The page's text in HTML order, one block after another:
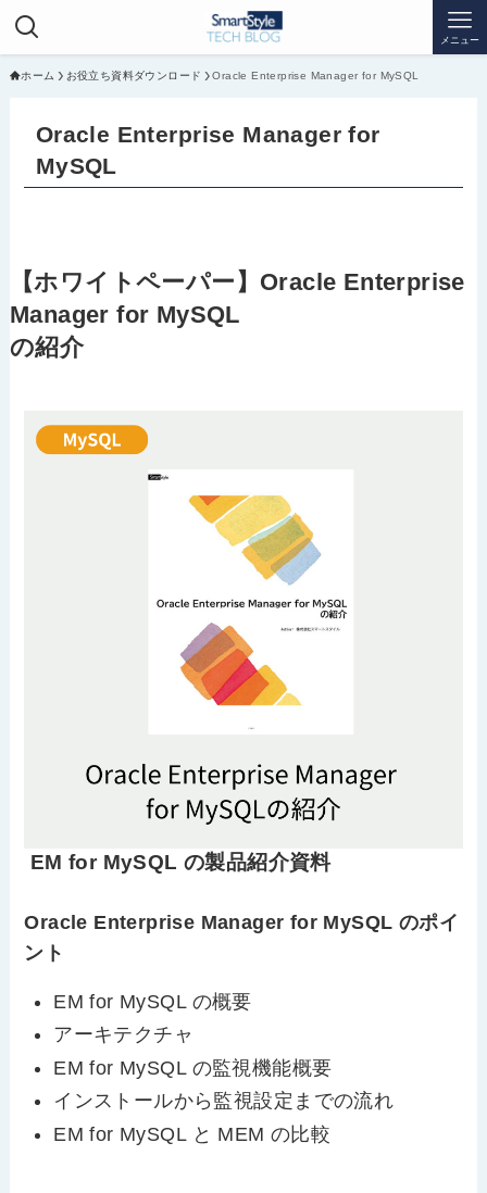
メニュー
ホーム お役立ち資料ダウンロード Oracle Enterprise Manager for MySQL
Oracle Enterprise Manager for
MySQL
【ホワイトペーパー】Oracle Enterprise
Manager for MySQL
の紹介
EM for MySQL の製品紹介資料
Oracle Enterprise Manager for MySQL のポイ
ント
EM for MySQL の概要
アーキテクチャ
EM for MySQL の監視機能概要
インストールから監視設定までの流れ
EM for MySQL と MEM の比較